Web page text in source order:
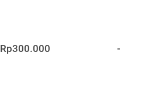
Rp300.000 -